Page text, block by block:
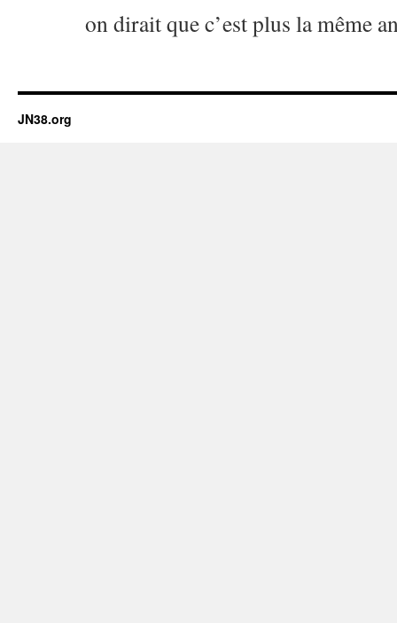
on dirait que c’est plus la même
JN38.org